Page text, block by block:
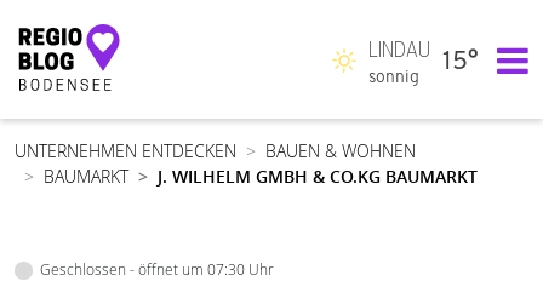
Hauptnavigation
LINDAU
sonnig
15°
UNTERNEHMEN ENTDECKEN
BAUEN & WOHNEN
BAUMARKT
J. WILHELM GMBH & CO.KG BAUMARKT
Geschlossen - öffnet um 07:30 Uhr